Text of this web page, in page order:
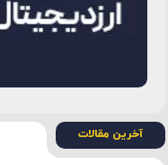
آخرین مقالات